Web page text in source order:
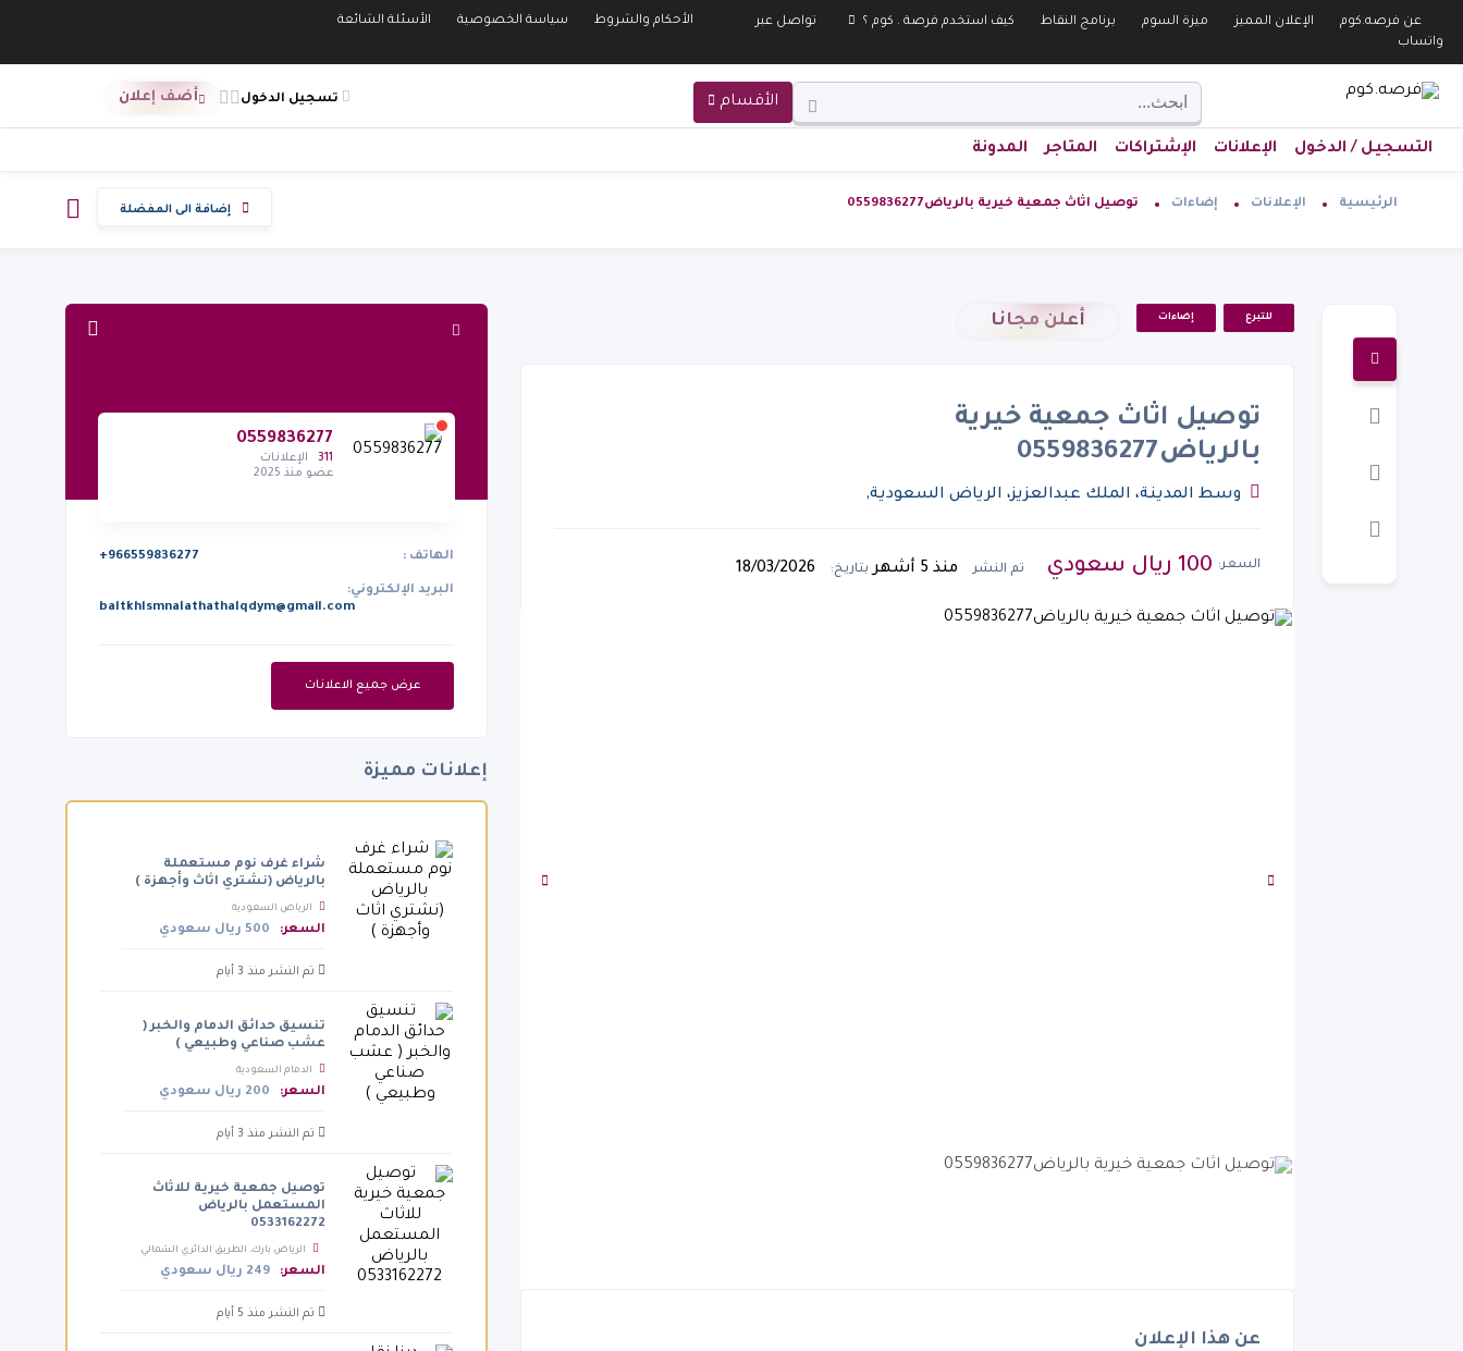
عن فرصه.كوم الإعلان المميز ميزة السوم برنامج النقاط كيف استخدم فرصة . كوم ؟
تواصل عبر
واتساب
الأحكام والشروط سياسة الخصوصية الأسئلة الشائعة
الأقسام تسجيل الدخول أضف إعلان
التسجيل / الدخول الإعلانات الإشتراكات المتاجر المدونة
الرئيسية الإعلانات إضاءات توصيل اثاث جمعية خيرية بالرياض0559836277 إضافة الى المفضلة
للتبرع إضاءات أعلن مجانا
توصيل اثاث جمعية خيرية
بالرياض0559836277
وسط المدينة، الملك عبدالعزيز، الرياض السعودية,
السعر: تم النشر منذ 5 أشهر بتاريخ:
عن هذا الإعلان
0559836277
311
الإعلانات
عضو منذ 2025
الهاتف : +966559836277
البريد الإلكتروني:
baltkhlsmnalathathalqdym@gmail.com
عرض جميع الاعلانات
إعلانات مميزة
شراء غرف نوم مستعملة
بالرياض (نشتري اثاث وأجهزة )
السعر: 500 ريال سعودي
تم النشر منذ 3 أيام
تنسيق حدائق الدمام والخبر (
عشب صناعي وطبيعي )
السعر: 200 ريال سعودي
تم النشر منذ 3 أيام
توصيل جمعية خيرية للاثاث
المستعمل بالرياض
0533162272
الرياض بارك، الطريق الدائري الشمالي
الفرعي، الرياض السعودية
السعر: 249 ريال سعودي
تم النشر منذ 5 أيام
الرئيسية
الإعلانات
أضف إعلان
الإشتراكات